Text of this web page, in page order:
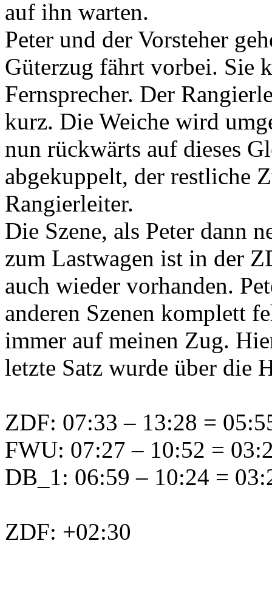
auf ihn warten.
Peter und der Vorsteher
Güterzug fährt vorbei. Sie
Fernsprecher. Der
kurz. Die Weiche wird
nun rückwärts auf dieses
abgekuppelt, der restliche
Rangierleiter.
Die Szene, als Peter dann
zum Lastwagen ist in der
auch wieder vorhanden.
anderen Szenen komplett
immer auf meinen Zug.
letzte Satz wurde über die
ZDF: 07:33 – 13:28 =
FWU: 07:27 – 10:52 =
DB_1: 06:59 – 10:24 =
ZDF: +02:30